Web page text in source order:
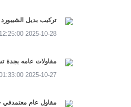
تركيب بديل الشيبورد حديثة
2025-10-28 12:25:00
مقاولات عامه بجدة
2025-10-27 01:33:00
مقاول عام معتمدفي